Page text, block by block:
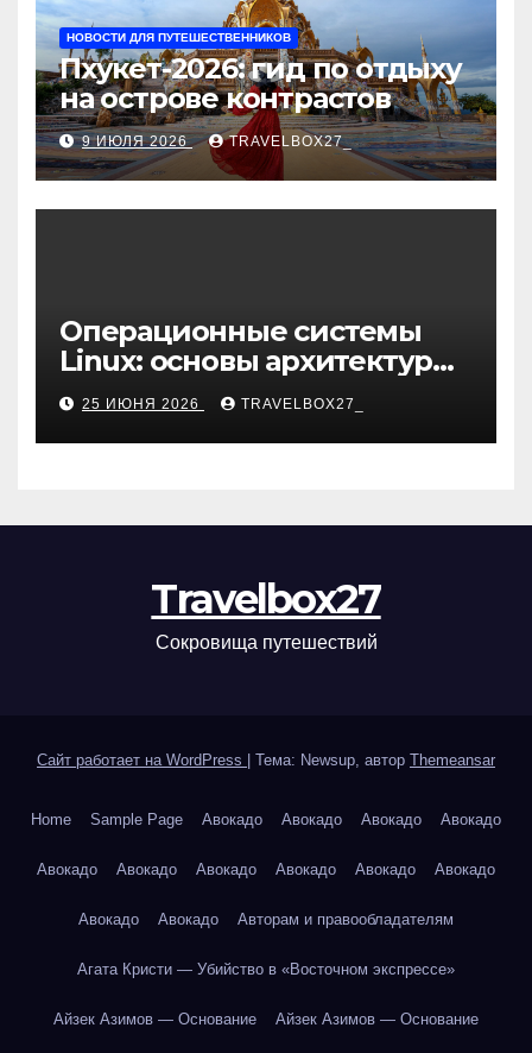
НОВОСТИ ДЛЯ ПУТЕШЕСТВЕННИКОВ
Пхукет-2026: гид по отдыху
на острове контрастов
9 ИЮЛЯ 2026 TRAVELBOX27_
Операционные системы
Linux: основы архитектуры,
компоненты и области
применения
25 ИЮНЯ 2026 TRAVELBOX27_
Travelbox27
Сокровища путешествий
Сайт работает на WordPress Тема: Newsup, автор Themeansar
Home Sample Page Авокадо Авокадо Авокадо Авокадо
Авокадо Авокадо Авокадо Авокадо Авокадо Авокадо
Авокадо Авокадо Авторам и правообладателям
Агата Кристи — Убийство в «Восточном экспрессе»
Айзек Азимов — Основание Айзек Азимов — Основание